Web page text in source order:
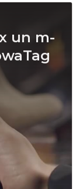
un m-